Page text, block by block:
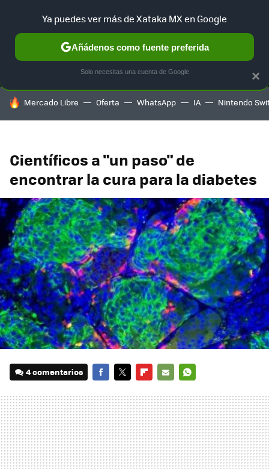
MENÚ NUEVO
GAMING HOME AUTO
HOY SE HABLA DE
Mercado Libre Oferta WhatsApp IA Nintendo
Científicos a "un paso" de
encontrar la cura para la diabetes
4 comentarios
MAIL
×
Ya puedes ver más de Xataka MX en Google
Añádenos como fuente preferida
Solo necesitas una cuenta de Google